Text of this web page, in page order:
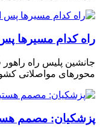
راه کدام مسیرها
جانشین پلیس راه
محورهای مواصلاتی
پزشکیان: مصمم